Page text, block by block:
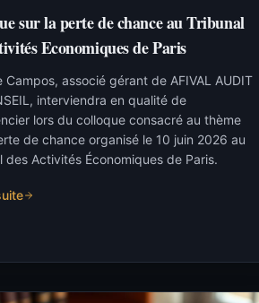
sur la perte de chance au Tribunal
Economiques de Paris
Campos, associé gérant de AFIVAL AUDIT
interviendra en qualité de
lors du colloque consacré au thème
de chance organisé le 10 juin 2026 au
des Activités Économiques de Paris.